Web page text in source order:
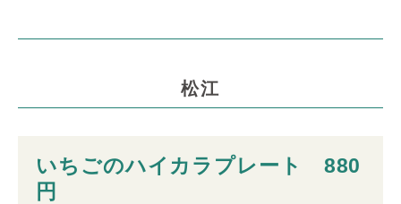
松江
いちごのハイカラプレート 880
円